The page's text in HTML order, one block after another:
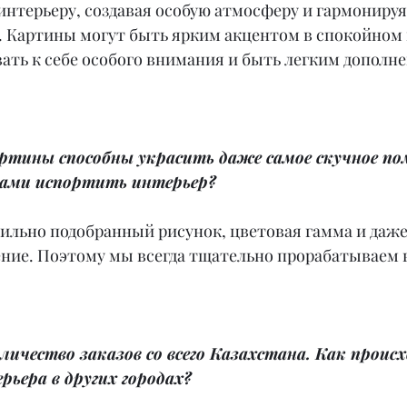
создавая особую атмосферу и
Картины могут быть ярким акцентом в
к себе особого внимания и быть легким
способны украсить даже самое скучное
испортить интерьер?
подобранный рисунок, цветовая гамма и
Поэтому мы всегда тщательно
заказов со всего Казахстана. Как
в других городах?